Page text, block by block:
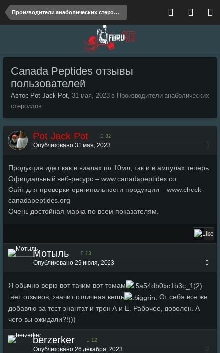
Производители анаболических стероидов
Canada Peptides отзывы
пользователей
Автор Pot Jack Pot, 31 мая, 2023 в Производители анаболических
стероидов
Pot Jack Pot 32
Опубликовано 31 мая, 2023
Продукция идет как в виалах по 10мл, так и в ампулах теперь.
Официальный веб-ресурс – www.canadapeptides.co
Сайт для проверки оригинальности продукции – www.check-
canadapeptides.org
Очень достойная марка по всем показателям.
1
Мотыль 13
Опубликовано 29 июля, 2023
Я обычно верю вот таким вот темам
нет отзывов, значит отличная вещь
От себя все же
добавлю за тест энантат и трен А и Е. Рабочее, доволен. А
чего вы ожидали?!)))
berzerker 12
Опубликовано 26 декабря, 2023